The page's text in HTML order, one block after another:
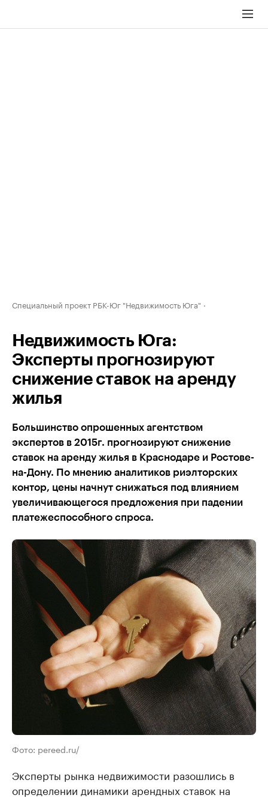
Специальный проект РБК-Юг "Недвижимость Юга"
Недвижимость Юга:
Эксперты прогнозируют
снижение ставок на аренду
жилья
Большинство опрошенных агентством
экспертов в 2015г. прогнозируют снижение
ставок на аренду жилья в Краснодаре и Ростове-
на-Дону. По мнению аналитиков риэлторских
контор, цены начнут снижаться под влиянием
увеличивающегося предложения при падении
платежеспособного спроса.
Фото: pereed.ru/
Эксперты рынка недвижимости разошлись в
определении динамики арендных ставок на